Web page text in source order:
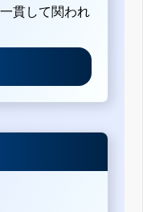
貫して関われ